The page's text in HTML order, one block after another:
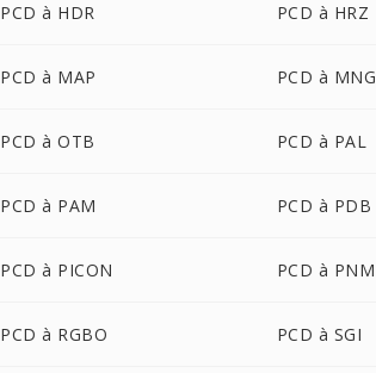
PCD à HDR PCD à HRZ
PCD à MAP PCD à MNG
PCD à OTB PCD à PAL
PCD à PAM PCD à PDB
PCD à PICON PCD à PNM
PCD à RGBO PCD à SGI